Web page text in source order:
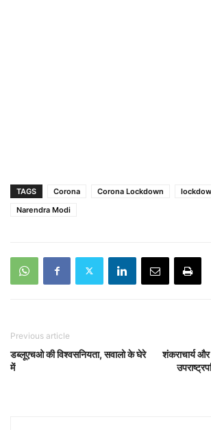
TAGS Corona Corona Lockdown
Narendra Modi
Previous article
डब्लूएचओ की विश्वसनियता, सवालो के घेरे
में
शंकराचार्य और